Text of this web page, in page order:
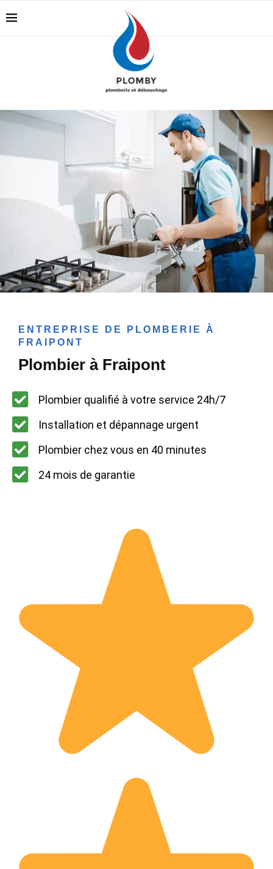
ENTREPRISE DE PLOMBERIE À
FRAIPONT
Plombier à Fraipont
Plombier qualifié à votre service 24h/7
Installation et dépannage urgent
Plombier chez vous en 40 minutes
24 mois de garantie